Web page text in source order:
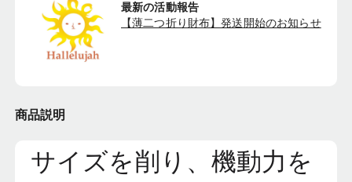
最新の活動報告
【薄二つ折り財布】発送開始のお知らせ
商品説明
サイズを削り、機動力を